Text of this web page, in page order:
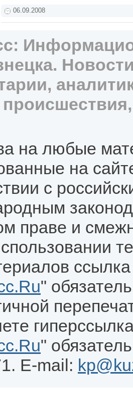
06.09.2008
на любые
на
с
праве и
"
"
E-mail: